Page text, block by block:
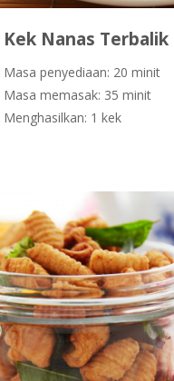
Kek Nanas Terbalik
Masa penyediaan: 20 minit
Masa memasak: 35 minit
Menghasilkan: 1 kek